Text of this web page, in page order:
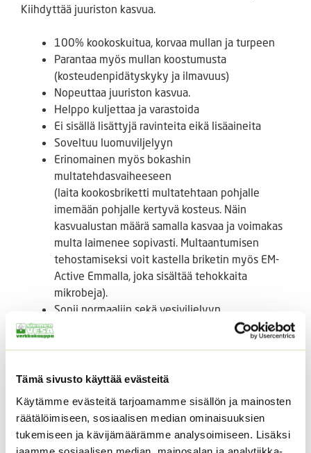
Tämä sivusto käyttää evästeitä
Käytämme evästeitä tarjoamamme sisällön ja mainosten
räätälöimiseen, sosiaalisen median ominaisuuksien
tukemiseen ja kävijämäärämme analysoimiseen. Lisäksi
Kiihdyttää juuriston kasvua.
100% kookoskuitua, korvaa mullan ja turpeen
Parantaa myös mullan koostumusta
(kosteudenpidätyskyky ja ilmavuus)
Nopeuttaa juuriston kasvua.
Helppo kuljettaa ja varastoida
Ei sisällä lisättyjä ravinteita eikä lisäaineita
Soveltuu luomuviljelyyn
Erinomainen myös bokashin
multatehdasvaiheeseen
(laita kookosbriketti multatehtaan pohjalle
imemään pohjalle kertyvä kosteus. Näin
kasvualustan määrä samalla kasvaa ja voimakas
multa laimenee sopivasti. Multaantumisen
tehostamiseksi voit kastella briketin myös EM-
Active Emmalla, joka sisältää tehokkaita
mikrobeja).
Sopii normaaliin sekä vesiviljelyyn.
Kasvualustaa on mahdollista käyttää uudelleen
pH n. 6
Laajenee kasteltaessa 6 litraan